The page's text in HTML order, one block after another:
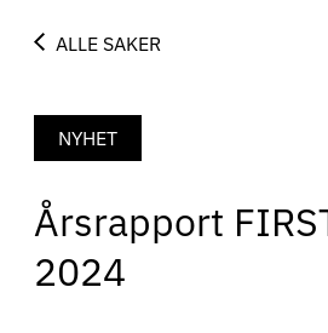
ALLE SAKER
NYHET
Årsrapport
2024